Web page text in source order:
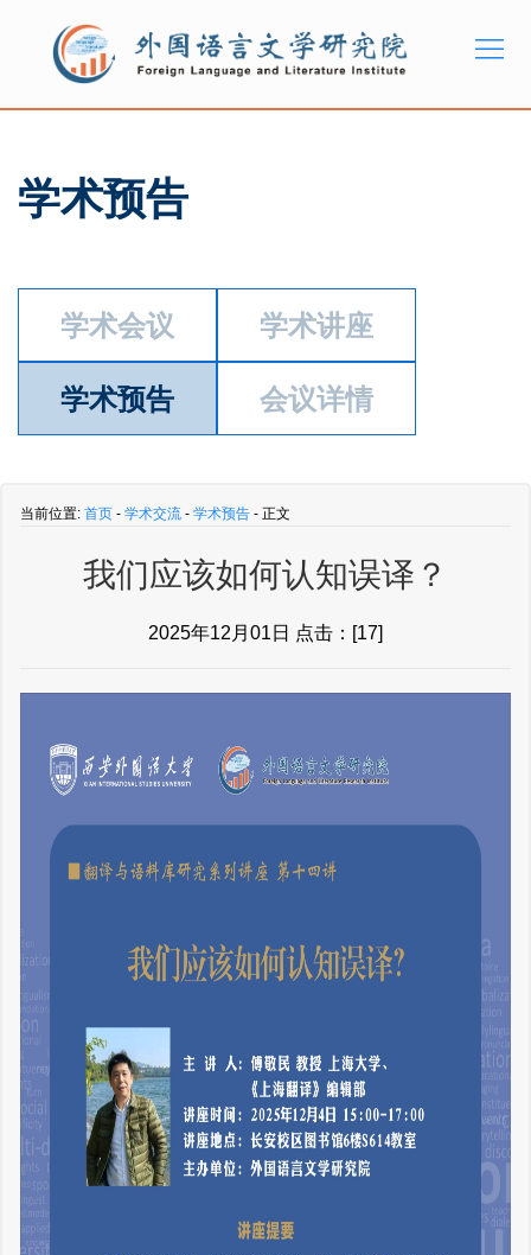
学术预告
学术会议 学术讲座
学术预告 会议详情
当前位置: 首页 - 学术交流 - 学术预告 - 正文
我们应该如何认知误译？
2025年12月01日 点击：[17]